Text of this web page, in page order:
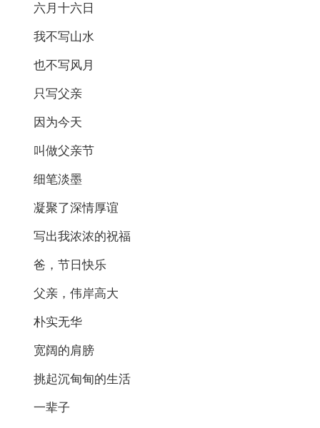
六月十六日
我不写山水
也不写风月
只写父亲
因为今天
叫做父亲节
细笔淡墨
凝聚了深情厚谊
写出我浓浓的祝福
爸，节日快乐
父亲，伟岸高大
朴实无华
宽阔的肩膀
挑起沉甸甸的生活
一辈子